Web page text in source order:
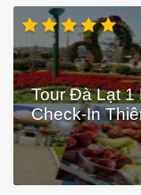
Tour Đà Lạt 1
Check-In